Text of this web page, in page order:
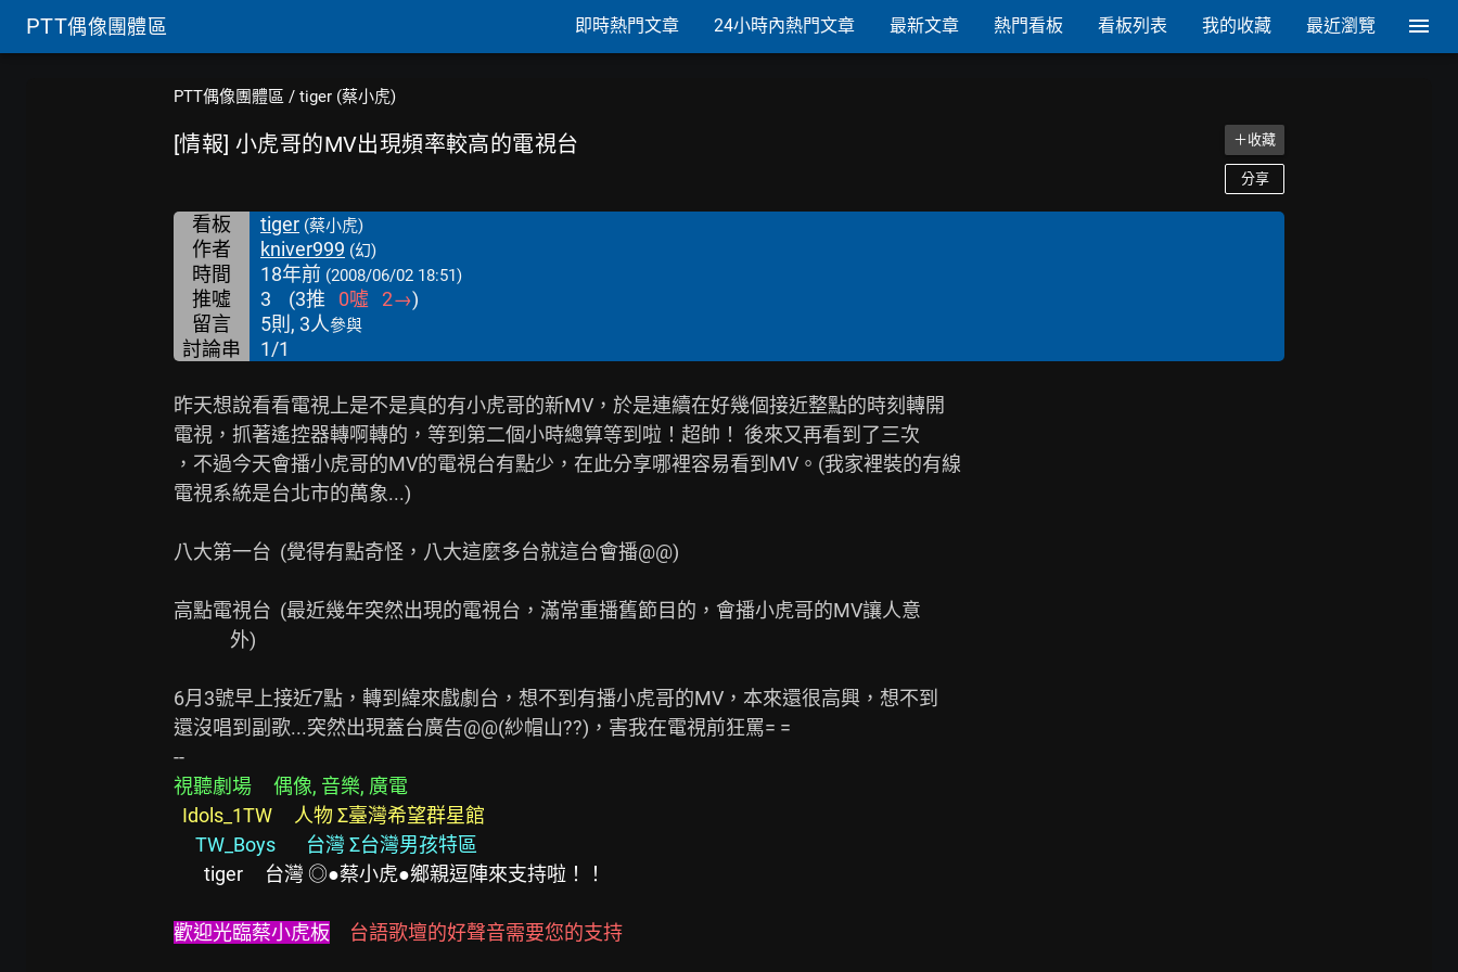
PTT偶像團體區 即時熱門文章 24小時內熱門文章 最新文章 熱門看板 看板列表 我的收藏 最近瀏覽
PTT偶像團體區 / tiger (蔡小虎)
[情報] 小虎哥的MV出現頻率較高的電視台 ＋收藏
分享
看板 tiger (蔡小虎)
作者 kniver999 (幻)
時間 18年前 (2008/06/02 18:51)
推噓 3 (3推 0噓 2→)
留言
5則, 3人參與
討論串 1/1
昨天想說看看電視上是不是真的有小虎哥的新MV，於是連續在好幾個接近整點的時刻轉開
電視，抓著遙控器轉啊轉的，等到第二個小時總算等到啦！超帥！ 後來又再看到了三次
，不過今天會播小虎哥的MV的電視台有點少，在此分享哪裡容易看到MV。(我家裡裝的有線
電視系統是台北市的萬象...)
八大第一台  (覺得有點奇怪，八大這麼多台就這台會播@@)
高點電視台  (最近幾年突然出現的電視台，滿常重播舊節目的，會播小虎哥的MV讓人意
6月3號早上接近7點，轉到緯來戲劇台，想不到有播小虎哥的MV，本來還很高興，想不到
還沒唱到副歌...突然出現蓋台廣告@@(紗帽山??)，害我在電視前狂罵= =
視聽劇場     偶像, 音樂, 廣電
Idols_1TW     人物 Σ臺灣希望群星館
TW_Boys       台灣 Σ台灣男孩特區
tiger     台灣 ◎●蔡小虎●鄉親逗陣來支持啦！！
歡迎光臨蔡小虎板 台語歌壇的好聲音需要您的支持